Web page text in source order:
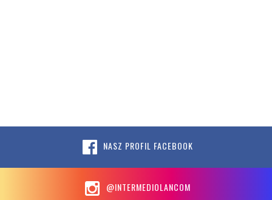
NASZ PROFIL FACEBOOK
@INTERMEDIOLANCOM